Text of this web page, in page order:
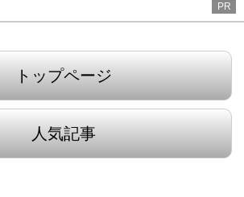
PR
トップページ
人気記事